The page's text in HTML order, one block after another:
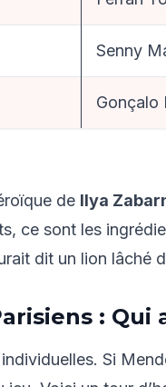
Senny
Gonçalo
de Ilya
ce sont les
dit un lion lâché
:
Si